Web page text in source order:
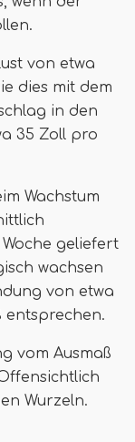
von etwa
dies mit dem
in den
35 Zoll pro
Wachstum
geliefert
wachsen
von etwa
entsprechen.
vom Ausmaß
Wurzeln.